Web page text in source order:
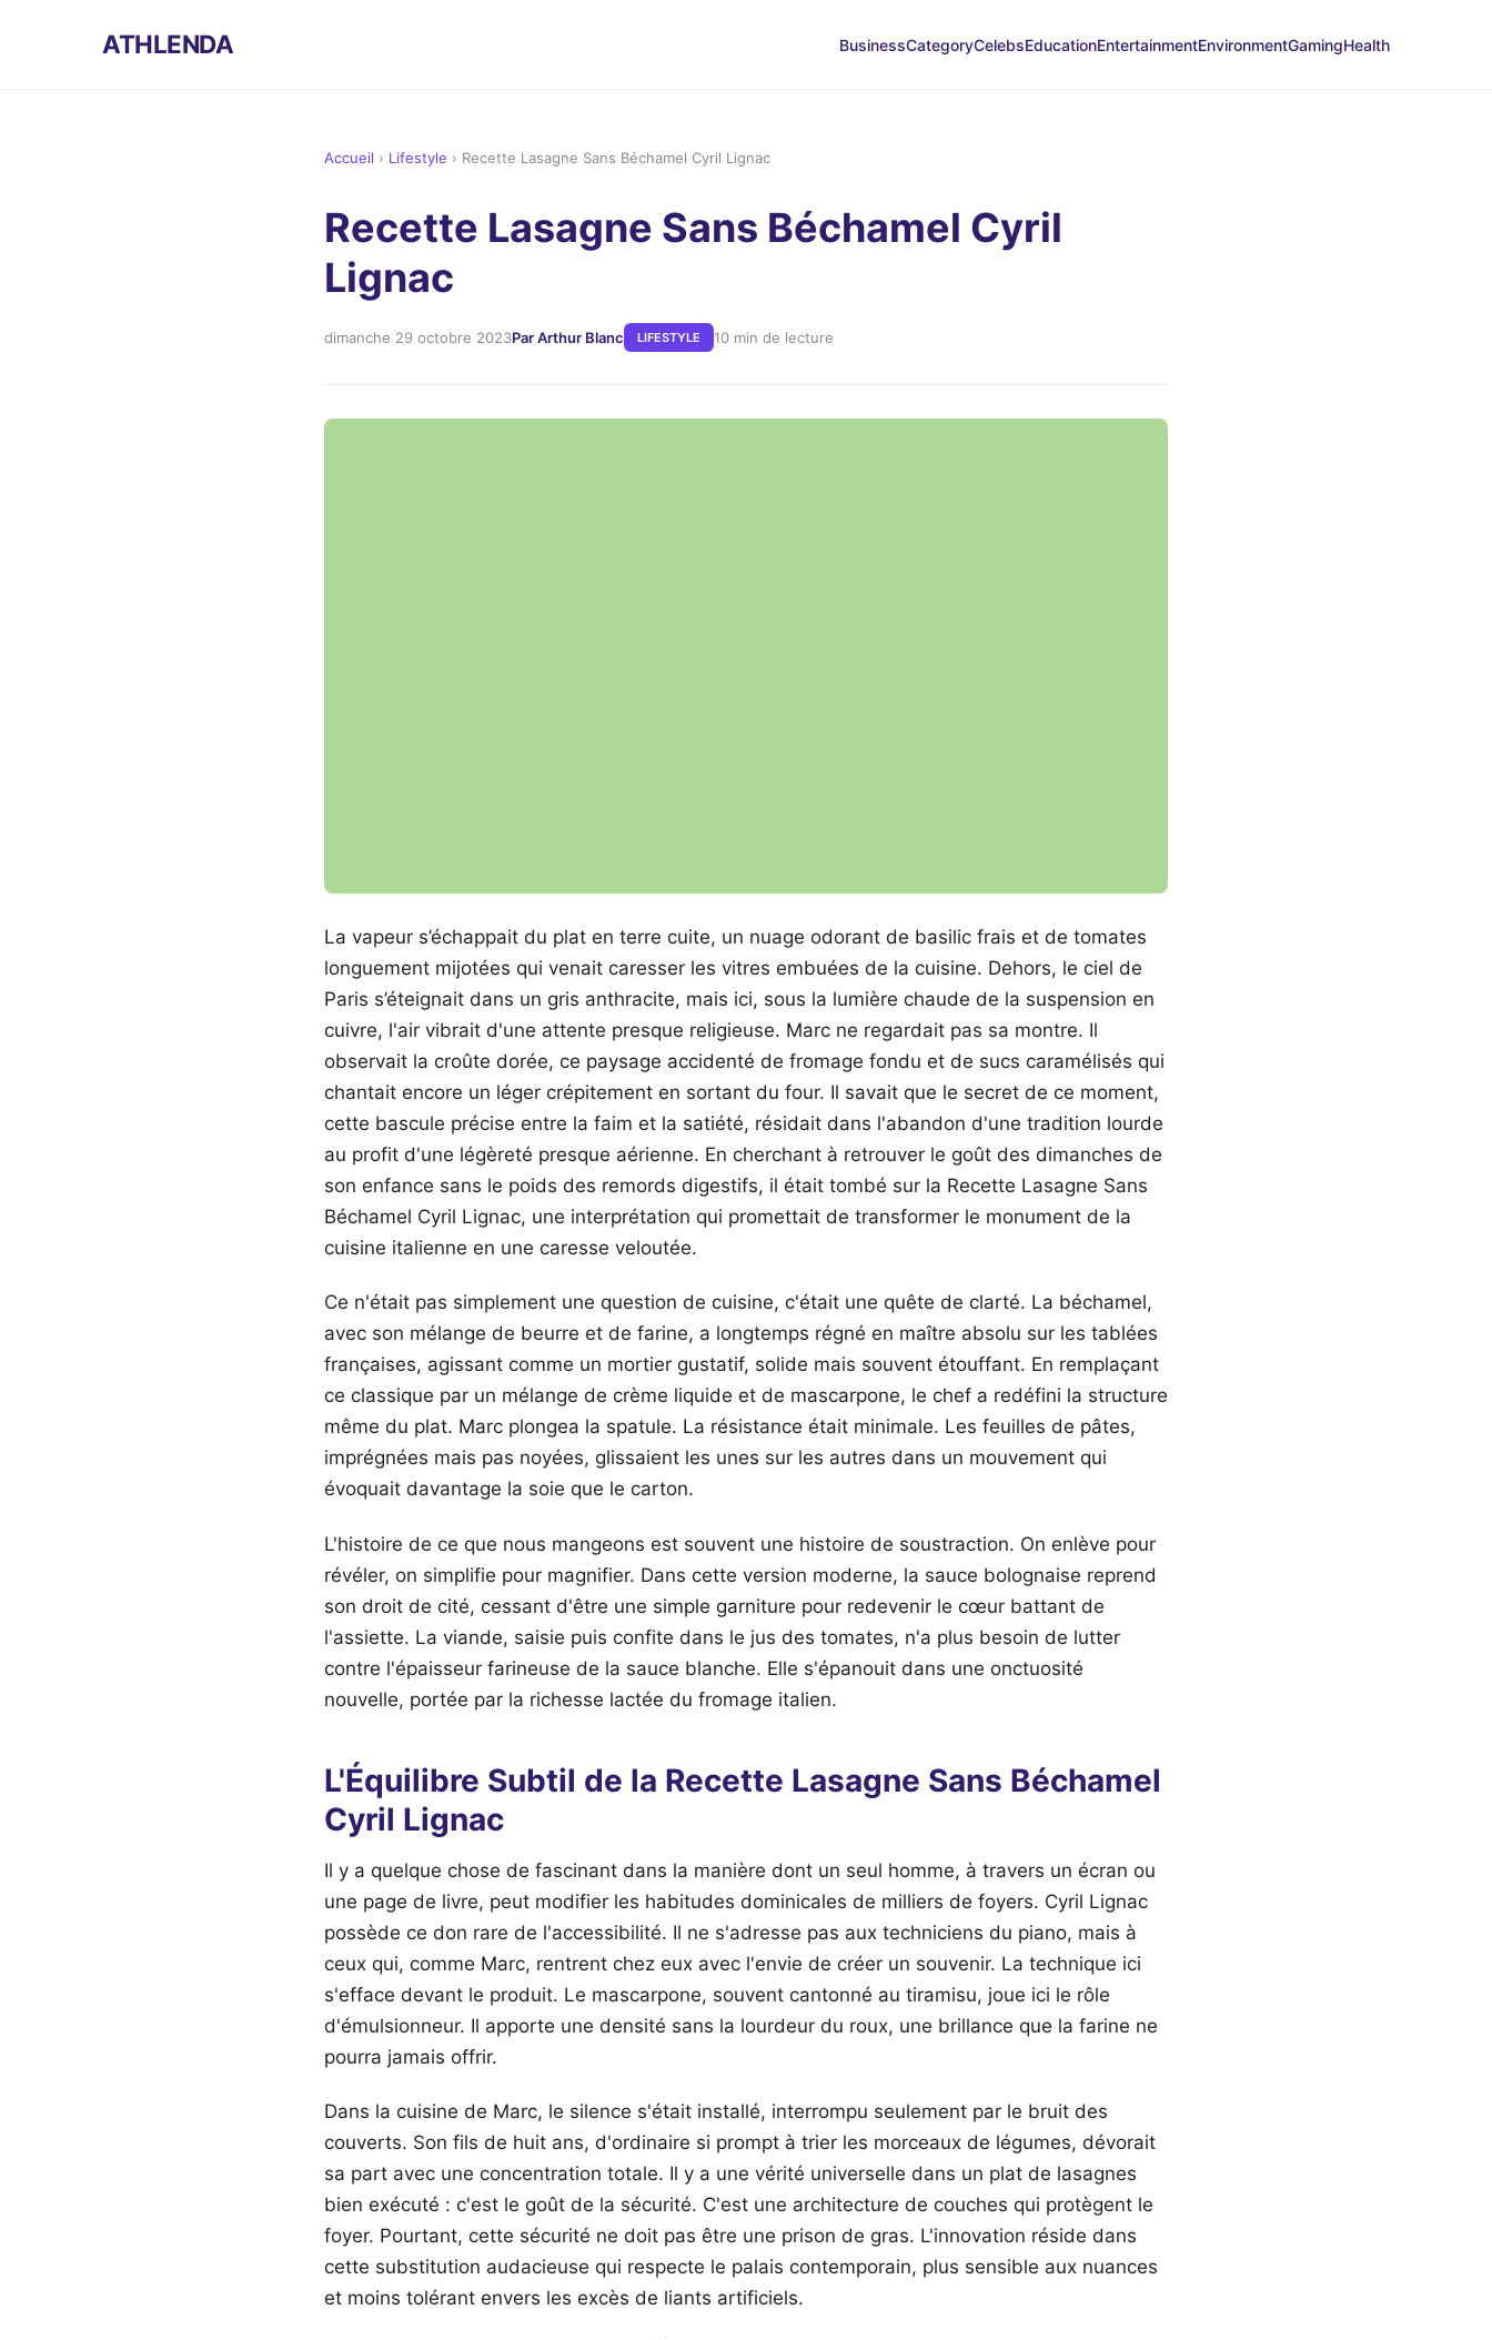
ATHLENDA BusinessCategoryCelebsEducationEntertainmentEnvironmentGamingHealth
Accueil › Lifestyle › Recette Lasagne Sans Béchamel Cyril Lignac
Recette Lasagne Sans Béchamel Cyril
Lignac
dimanche 29 octobre 2023Par Arthur Blanc LIFESTYLE 10 min de lecture
La vapeur s’échappait du plat en terre cuite, un nuage odorant de basilic frais et de tomates
longuement mijotées qui venait caresser les vitres embuées de la cuisine. Dehors, le ciel de
Paris s’éteignait dans un gris anthracite, mais ici, sous la lumière chaude de la suspension en
cuivre, l'air vibrait d'une attente presque religieuse. Marc ne regardait pas sa montre. Il
observait la croûte dorée, ce paysage accidenté de fromage fondu et de sucs caramélisés qui
chantait encore un léger crépitement en sortant du four. Il savait que le secret de ce moment,
cette bascule précise entre la faim et la satiété, résidait dans l'abandon d'une tradition lourde
au profit d'une légèreté presque aérienne. En cherchant à retrouver le goût des dimanches de
son enfance sans le poids des remords digestifs, il était tombé sur la Recette Lasagne Sans
Béchamel Cyril Lignac, une interprétation qui promettait de transformer le monument de la
cuisine italienne en une caresse veloutée.
Ce n'était pas simplement une question de cuisine, c'était une quête de clarté. La béchamel,
avec son mélange de beurre et de farine, a longtemps régné en maître absolu sur les tablées
françaises, agissant comme un mortier gustatif, solide mais souvent étouffant. En remplaçant
ce classique par un mélange de crème liquide et de mascarpone, le chef a redéfini la structure
même du plat. Marc plongea la spatule. La résistance était minimale. Les feuilles de pâtes,
imprégnées mais pas noyées, glissaient les unes sur les autres dans un mouvement qui
évoquait davantage la soie que le carton.
L'histoire de ce que nous mangeons est souvent une histoire de soustraction. On enlève pour
révéler, on simplifie pour magnifier. Dans cette version moderne, la sauce bolognaise reprend
son droit de cité, cessant d'être une simple garniture pour redevenir le cœur battant de
l'assiette. La viande, saisie puis confite dans le jus des tomates, n'a plus besoin de lutter
contre l'épaisseur farineuse de la sauce blanche. Elle s'épanouit dans une onctuosité
nouvelle, portée par la richesse lactée du fromage italien.
L'Équilibre Subtil de la Recette Lasagne Sans Béchamel
Cyril Lignac
Il y a quelque chose de fascinant dans la manière dont un seul homme, à travers un écran ou
une page de livre, peut modifier les habitudes dominicales de milliers de foyers. Cyril Lignac
possède ce don rare de l'accessibilité. Il ne s'adresse pas aux techniciens du piano, mais à
ceux qui, comme Marc, rentrent chez eux avec l'envie de créer un souvenir. La technique ici
s'efface devant le produit. Le mascarpone, souvent cantonné au tiramisu, joue ici le rôle
d'émulsionneur. Il apporte une densité sans la lourdeur du roux, une brillance que la farine ne
pourra jamais offrir.
Dans la cuisine de Marc, le silence s'était installé, interrompu seulement par le bruit des
couverts. Son fils de huit ans, d'ordinaire si prompt à trier les morceaux de légumes, dévorait
sa part avec une concentration totale. Il y a une vérité universelle dans un plat de lasagnes
bien exécuté : c'est le goût de la sécurité. C'est une architecture de couches qui protègent le
foyer. Pourtant, cette sécurité ne doit pas être une prison de gras. L'innovation réside dans
cette substitution audacieuse qui respecte le palais contemporain, plus sensible aux nuances
et moins tolérant envers les excès de liants artificiels.